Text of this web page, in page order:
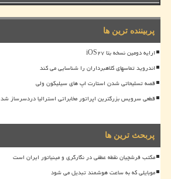
پربیننده ترین ها
ارایه دومین نسخه بتا iOS۲۷
اندروید تماسهای کلاهبرداران را شناسایی می کند
قصه تسلیحاتی شدن استارت اپ های سیلیکون ولی
قطعی سرویس بزرگترین اپراتور مخابراتی استرالیا دردسرساز شد
پربحث ترین ها
مکتب فرشچیان نقطه عطفی در نگارگری و مینیاتور ایران است
موبایلی که به ساعت هوشمند تبدیل می شود